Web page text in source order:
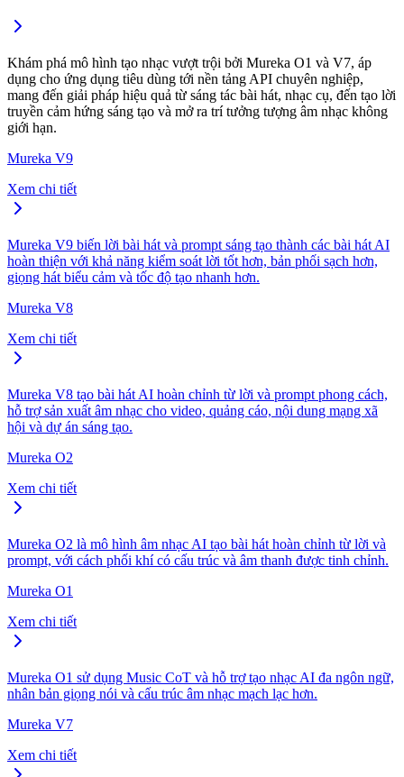
Khám phá mô hình tạo nhạc vượt trội bởi Mureka O1 và V7, áp
dụng cho ứng dụng tiêu dùng tới nền tảng API chuyên nghiệp,
mang đến giải pháp hiệu quả từ sáng tác bài hát, nhạc cụ, đến tạo lời
truyền cảm hứng sáng tạo và mở ra trí tưởng tượng âm nhạc không
giới hạn.
Mureka V9
Xem chi tiết
Mureka V9 biến lời bài hát và prompt sáng tạo thành các bài hát AI
hoàn thiện với khả năng kiểm soát lời tốt hơn, bản phối sạch hơn,
giọng hát biểu cảm và tốc độ tạo nhanh hơn.
Mureka V8
Xem chi tiết
Mureka V8 tạo bài hát AI hoàn chỉnh từ lời và prompt phong cách,
hỗ trợ sản xuất âm nhạc cho video, quảng cáo, nội dung mạng xã
hội và dự án sáng tạo.
Mureka O2
Xem chi tiết
Mureka O2 là mô hình âm nhạc AI tạo bài hát hoàn chỉnh từ lời và
prompt, với cách phối khí có cấu trúc và âm thanh được tinh chỉnh.
Mureka O1
Xem chi tiết
Mureka O1 sử dụng Music CoT và hỗ trợ tạo nhạc AI đa ngôn ngữ,
nhân bản giọng nói và cấu trúc âm nhạc mạch lạc hơn.
Mureka V7
Xem chi tiết